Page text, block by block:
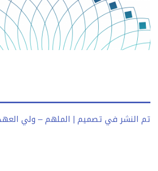
تم النشر فيتصميم | الملهم – ولي